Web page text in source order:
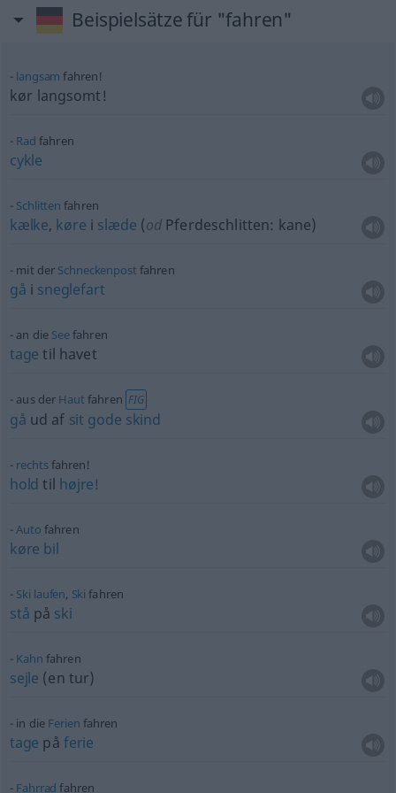
Beispielsätze für "fahren"
langsam fahren!
kør langsomt!
Rad fahren
cykle
Schlitten fahren
kælke, køre i slæde (od Pferdeschlitten: kane)
mit der Schneckenpost fahren
gå i sneglefart
an die Seefahren
tage til havet
aus der Haut fahren FIG
gå ud af sit gode skind
rechtsfahren!
hold til højre!
Auto fahren
køre bil
Ski laufen, Ski fahren
stå på ski
Kahn fahren
sejle (en tur)
in die Ferien fahren
tage på ferie
Fahrrad fahren